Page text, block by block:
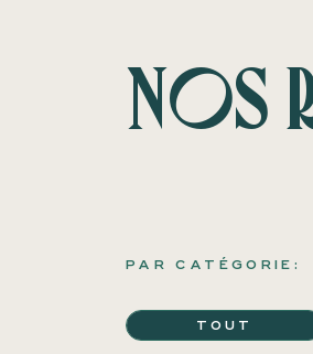
Nos
PAR CATÉGORIE:
TOUT